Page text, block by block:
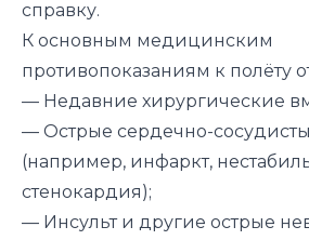
справку.
К основным медицинским
противопоказаниям к полёту
— Недавние хирургические
— Острые сердечно-
(например, инфаркт,
стенокардия);
— Инсульт и другие острые